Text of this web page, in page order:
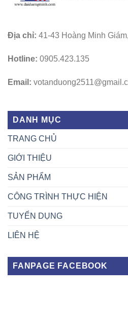
Địa chỉ: 41-43 Hoàng Minh
Hotline: 0905.423.135
Email:
DANH MỤC
TRANG CHỦ
GIỚI THIỆU
SẢN PHẨM
CÔNG TRÌNH THỰC HIỆN
TUYỂN DỤNG
LIÊN HỆ
FANPAGE FACEBOOK